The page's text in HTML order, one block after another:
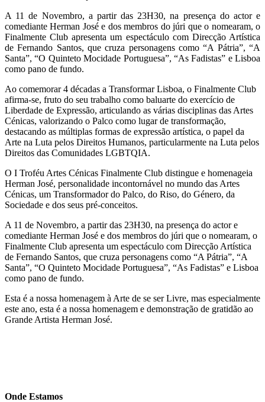
A 11 de Novembro, a partir das 23H30, na presença do actor e
comediante Herman José e dos membros do júri que o nomearam, o
Finalmente Club apresenta um espectáculo com Direcção Artística
de Fernando Santos, que cruza personagens como “A Pátria”, “A
Santa”, “O Quinteto Mocidade Portuguesa”, “As Fadistas” e Lisboa
como pano de fundo.
Ao comemorar 4 décadas a Transformar Lisboa, o Finalmente Club
afirma-se, fruto do seu trabalho como baluarte do exercício de
Liberdade de Expressão, articulando as várias disciplinas das Artes
Cénicas, valorizando o Palco como lugar de transformação,
destacando as múltiplas formas de expressão artística, o papel da
Arte na Luta pelos Direitos Humanos, particularmente na Luta pelos
Direitos das Comunidades LGBTQIA.
O I Troféu Artes Cénicas Finalmente Club distingue e homenageia
Herman José, personalidade incontornável no mundo das Artes
Cénicas, um Transformador do Palco, do Riso, do Género, da
Sociedade e dos seus pré-conceitos.
A 11 de Novembro, a partir das 23H30, na presença do actor e
comediante Herman José e dos membros do júri que o nomearam, o
Finalmente Club apresenta um espectáculo com Direcção Artística
de Fernando Santos, que cruza personagens como “A Pátria”, “A
Santa”, “O Quinteto Mocidade Portuguesa”, “As Fadistas” e Lisboa
como pano de fundo.
Esta é a nossa homenagem à Arte de se ser Livre, mas especialmente
este ano, esta é a nossa homenagem e demonstração de gratidão ao
Grande Artista Herman José.
Onde Estamos